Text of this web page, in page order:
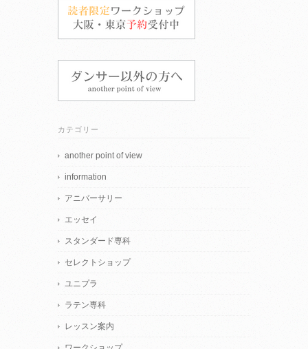
カテゴリー
another point of view
information
アニバーサリー
エッセイ
スタンダード専科
セレクトショップ
ユニプラ
ラテン専科
レッスン案内